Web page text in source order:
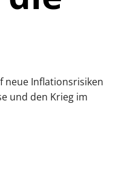
neue Inflationsrisiken
und den Krieg im